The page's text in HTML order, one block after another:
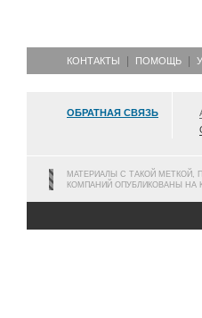
КОНТАКТЫ ПОМОЩЬ
ОБРАТНАЯ СВЯЗЬ
МАТЕРИАЛЫ С ТАКОЙ МЕТКОЙ,
КОМПАНИЙ ОПУБЛИКОВАНЫ